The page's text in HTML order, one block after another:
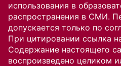
использования в
распространения в СМИ.
допускается только по
При цитировании ссылка
Содержание настоящего
воспроизведено целиком